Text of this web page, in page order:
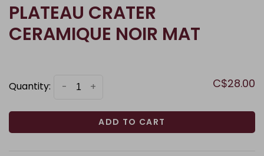
PLATEAU CRATER
CERAMIQUE NOIR MAT
Quantity: +
- C$28.00
ADD TO CART